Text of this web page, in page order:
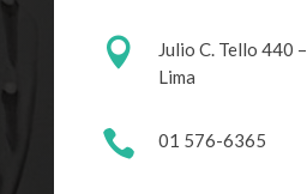
 Julio C. Tello 440 –
Lima
 01 576-6365